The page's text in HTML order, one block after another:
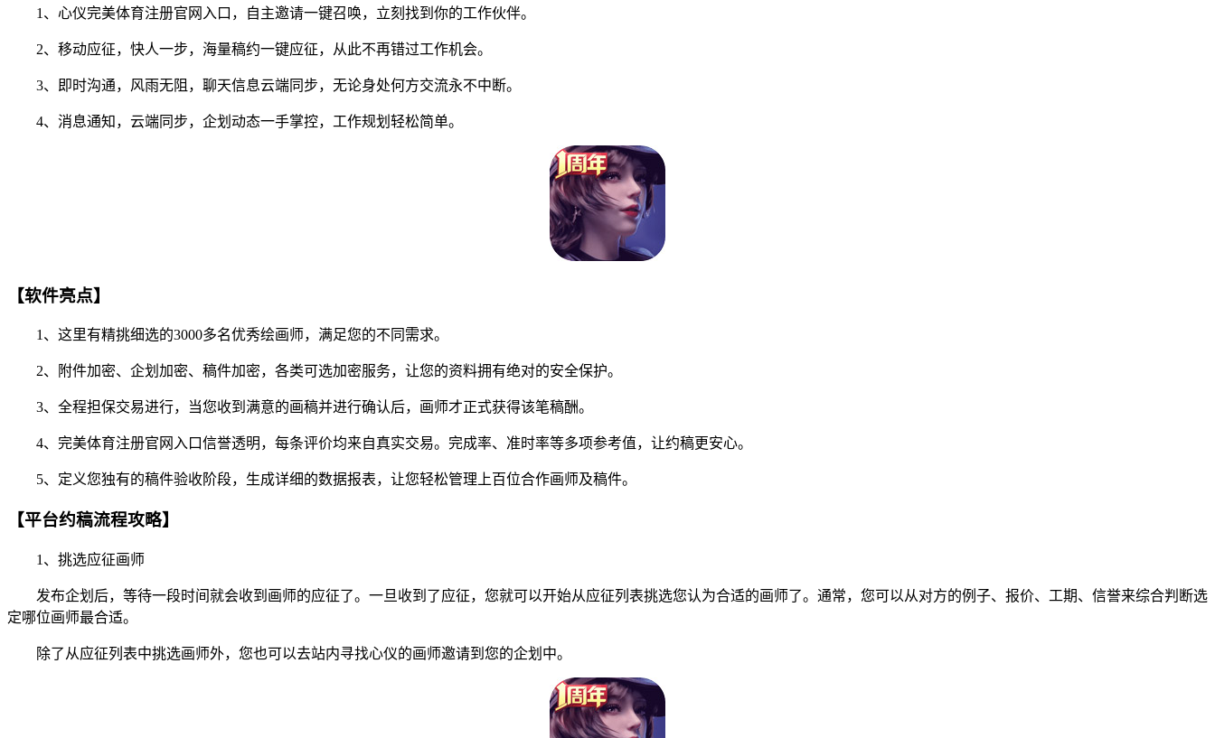
1、心仪完美体育注册官网入口，自主邀请一键召唤，立刻找到你的工作伙伴。
2、移动应征，快人一步，海量稿约一键应征，从此不再错过工作机会。
3、即时沟通，风雨无阻，聊天信息云端同步，无论身处何方交流永不中断。
4、消息通知，云端同步，企划动态一手掌控，工作规划轻松简单。
【软件亮点】
1、这里有精挑细选的3000多名优秀绘画师，满足您的不同需求。
2、附件加密、企划加密、稿件加密，各类可选加密服务，让您的资料拥有绝对的安全保护。
3、全程担保交易进行，当您收到满意的画稿并进行确认后，画师才正式获得该笔稿酬。
4、完美体育注册官网入口信誉透明，每条评价均来自真实交易。完成率、准时率等多项参考值，让约稿更安心。
5、定义您独有的稿件验收阶段，生成详细的数据报表，让您轻松管理上百位合作画师及稿件。
【平台约稿流程攻略】
1、挑选应征画师
发布企划后，等待一段时间就会收到画师的应征了。一旦收到了应征，您就可以开始从应征列表挑选您认为合适的画师了。通常，您可以从对方的例子、报价、工期、信誉来综合判断选
定哪位画师最合适。
除了从应征列表中挑选画师外，您也可以去站内寻找心仪的画师邀请到您的企划中。